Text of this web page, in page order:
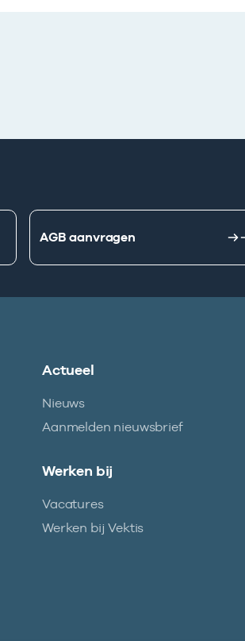
AGB aanvragen
Actueel
Nieuws
Aanmelden nieuwsbrief
Werken bij
Vacatures
Werken bij Vektis